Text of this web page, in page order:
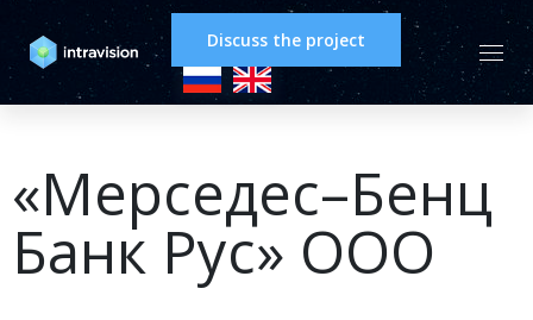
Discuss the project
«Мерседес–Бенц
Банк Рус» ООО